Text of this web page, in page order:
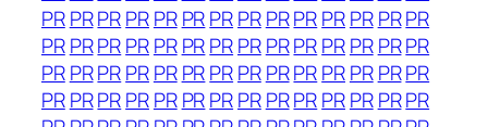
PRPRPRPRPR PRPRPRPRPRPRPR PRPR
PRPRPRPRPR PRPRPRPRPRPRPR PRPR
PRPRPRPRPR PRPRPRPRPRPRPR PRPR
PRPRPRPRPR PRPRPRPRPRPRPR PRPR